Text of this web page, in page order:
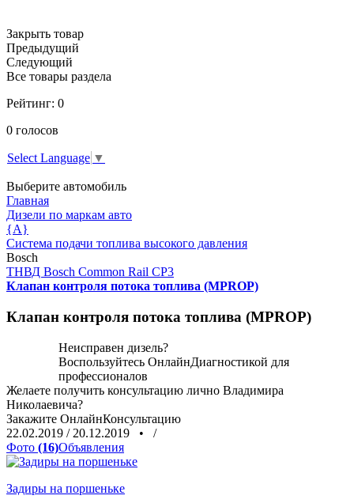
Закрыть товар
Предыдущий
Следующий
Все товары раздела
Рейтинг: 0
0 голосов
Select Language ▼
Выберите автомобиль
Главная
Дизели по маркам авто
{A}
Система подачи топлива высокого давления
Bosch
ТНВД Bosch Common Rail CP3
Клапан контроля потока топлива (MPROP)
Клапан контроля потока топлива (MPROP)
Неисправен дизель?
Воспользуйтесь ОнлайнДиагностикой для
профессионалов
Желаете получить консультацию лично Владимира
Николаевича?
Закажите ОнлайнКонсультацию
22.02.2019 / 20.12.2019 •
/
Фото (16)Объявления
Задиры на поршеньке